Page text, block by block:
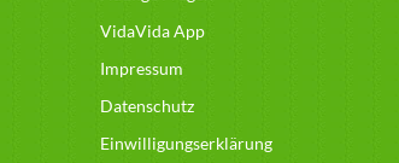
VidaVida App
Impressum
Datenschutz
Einwilligungserklärung